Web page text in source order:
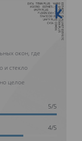
10 ЛЕТ ГАРАНТИИ
окон, где
и стекло
целое
5/5
4/5